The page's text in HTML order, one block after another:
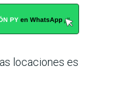
locaciones es